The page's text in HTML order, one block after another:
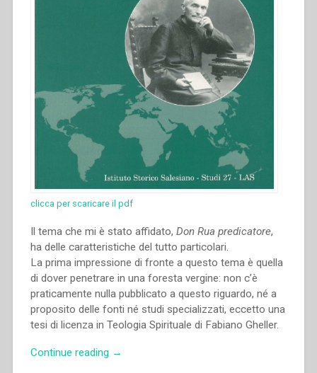
clicca per scaricare il pdf
Il tema che mi è stato affidato, Don Rua predicatore,
ha delle caratteristiche del tutto particolari.
La prima impressione di fronte a questo tema è quella
di dover penetrare in una foresta vergine: non c’è
praticamente nulla pubblicato a questo riguardo, né a
proposito delle fonti né studi specializzati, eccetto una
tesi di licenza in Teologia Spirituale di Fabiano Gheller.
Continue reading “José
→